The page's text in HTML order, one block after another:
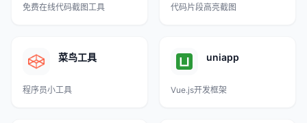
免费在线代码截图工具 代码片段高亮截图
菜鸟工具
程序员小工具
uniapp
Vue.js开发框架